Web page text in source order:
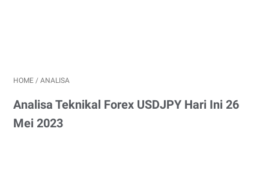
HOME / ANALISA
Analisa Teknikal Forex USDJPY Hari Ini 26
Mei 2023